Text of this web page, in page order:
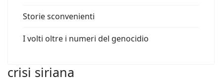
Storie sconvenienti
I volti oltre i numeri del genocidio
crisi siriana